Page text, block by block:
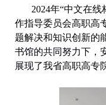
2024年“中文在线
作指导委员会高职高
题解决和知识创新的
书馆的共同努力下，
展现了我省高职高专